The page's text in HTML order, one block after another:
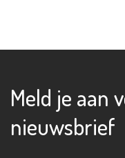
Meld je aan
nieuwsbrief